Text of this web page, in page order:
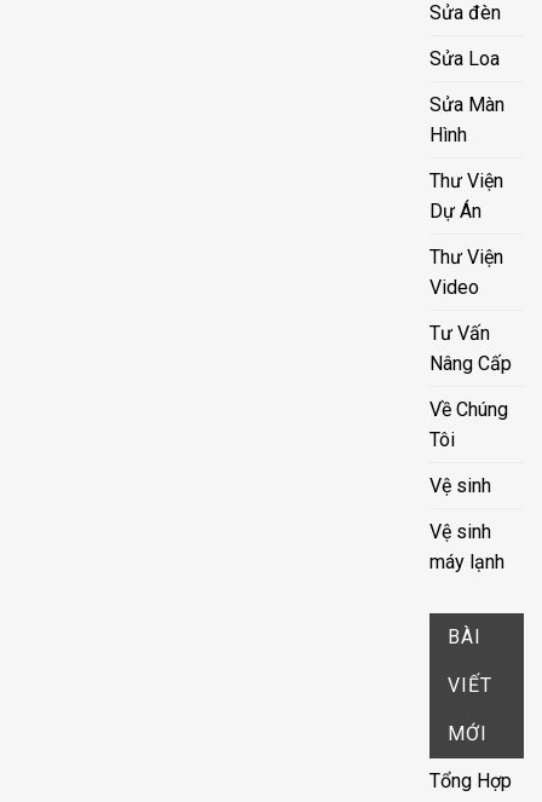
Sửa đèn
Sửa Loa
Sửa Màn
Hình
Thư Viện
Dự Án
Thư Viện
Video
Tư Vấn
Nâng Cấp
Về Chúng
Tôi
Vệ sinh
Vệ sinh
máy lạnh
BÀI
VIẾT
MỚI
Tổng Hợp